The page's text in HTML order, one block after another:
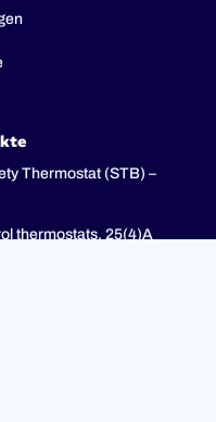
Thermostat (STB) –
thermostats, 25(4)A